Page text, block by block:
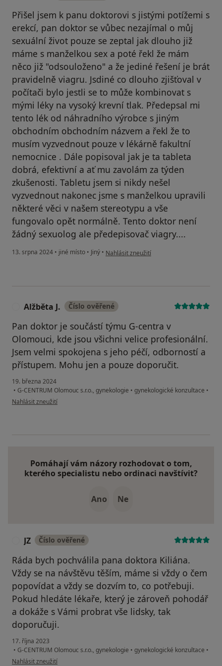
Přišel jsem k panu doktorovi s jistými potížemi s
erekcí, pan doktor se vůbec nezajímal o můj
sexuální život pouze se zeptal jak dlouho již
máme s manželkou sex a poté řekl že mám
něco již "odsouloženo" a že jediné řešení je brát
pravidelně viagru. Jsdiné co dlouho zjišťoval v
počítači bylo jestli se to může kombinovat s
mými léky na vysoký krevní tlak. Předepsal mi
tento lék od náhradního výrobce s jiným
obchodním obchodním názvem a řekl že to
musím vyzvednout pouze v lékárně fakultní
nemocnice . Dále popisoval jak je ta tableta
dobrá, efektivní a ať mu zavolám za týden
zkušenosti. Tabletu jsem si nikdy nešel
vyzvednout nakonec jsme s manželkou upravili
některé věci v našem stereotypu a vše
fungovalo opět normálně. Tento doktor není
žádný sexuolog ale předepisovač viagry....
13. srpna 2024 • jiné místo • Jiný • podle názoru uživatele Martin
Nahlásit zneužití
Alžběta J. Číslo ověřené
Pan doktor je součástí týmu G-centra v
Olomouci, kde jsou všichni velice profesionální.
Jsem velmi spokojena s jeho péčí, odborností a
přístupem. Mohu jen a pouze doporučit.
19. března 2024
• G-CENTRUM Olomouc s.r.o., gynekologie • gynekologické konzultace •
podle názoru uživatele Alžběta J.
Nahlásit zneužití
Pomáhají vám názory rozhodovat o tom,
kterého specialistu nebo ordinaci navštívit?
Ano Ne
JZ Číslo ověřené
Ráda bych pochválila pana doktora Kiliána.
Vždy se na návštěvu těším, máme si vždy o čem
popovídat a vždy se dozvím to, co potřebuji.
Pokud hledáte lékaře, který je zároveň pohodář
a dokáže s Vámi probrat vše lidsky, tak
doporučuji.
17. října 2023
• G-CENTRUM Olomouc s.r.o., gynekologie • gynekologické konzultace •
podle názoru uživatele JZ
Nahlásit zneužití